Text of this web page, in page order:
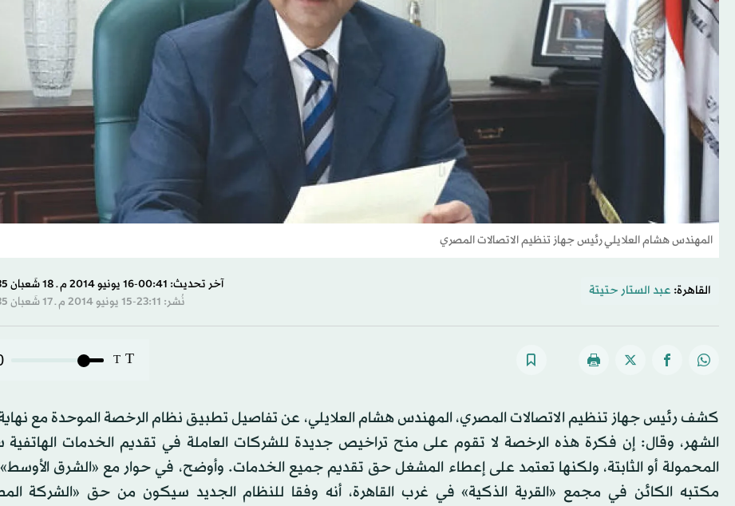
المهندس هشام العلايلي رئيس جهاز تنظيم الاتصالات المصري
القاهرة: عبد الستار حتيتة
آخر تحديث: 00:41-16 يونيو 2014 م ـ 18 شَعبان 1435 هـ
نُشر: 23:11-15 يونيو 2014 م ـ 17 شَعبان 1435 هـ
T
T
كشف رئيس جهاز تنظيم الاتصالات المصري، المهندس هشام العلايلي، عن تفاصيل تطبيق نظام الرخصة الموحدة مع
الشهر، وقال: إن فكرة هذه الرخصة لا تقوم على منح تراخيص جديدة للشركات العاملة في تقديم الخدمات الهاتفية
المحمولة أو الثابتة، ولكنها تعتمد على إعطاء المشغل حق تقديم جميع الخدمات. وأوضح، في حوار مع «الشرق
مكتبه الكائن في مجمع «القرية الذكية» في غرب القاهرة، أنه وفقا للنظام الجديد سيكون من حق «الشركة